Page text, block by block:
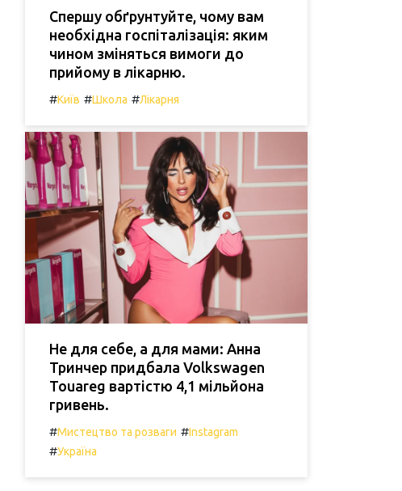
Спершу обґрунтуйте, чому вам
необхідна госпіталізація: яким
чином зміняться вимоги до
прийому в лікарню.
#Київ #Школа #Лікарня
Не для себе, а для мами: Анна
Тринчер придбала Volkswagen
Touareg вартістю 4,1 мільйона
гривень.
#Мистецтво та розваги #Instagram
#Україна